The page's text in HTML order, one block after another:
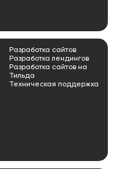
Разработка сайтов
Разработка лендингов
Разработка сайтов на
Тильда
Техническая поддержка